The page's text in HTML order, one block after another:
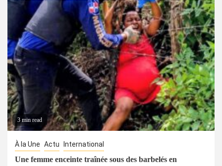
3 min read
À la Une Actu International
Une femme enceinte traînée sous des barbelés en